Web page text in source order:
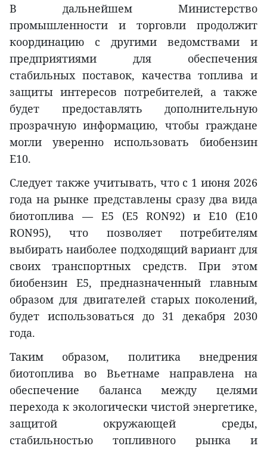
В дальнейшем Министерство
промышленности и торговли продолжит
координацию с другими ведомствами и
предприятиями для обеспечения
стабильных поставок, качества топлива и
защиты интересов потребителей, а также
будет предоставлять дополнительную
прозрачную информацию, чтобы граждане
могли уверенно использовать биобензин
E10.
Следует также учитывать, что с 1 июня 2026
года на рынке представлены сразу два вида
биотоплива — E5 (E5 RON92) и E10 (E10
RON95), что позволяет потребителям
выбирать наиболее подходящий вариант для
своих транспортных средств. При этом
биобензин E5, предназначенный главным
образом для двигателей старых поколений,
будет использоваться до 31 декабря 2030
года.
Таким образом, политика внедрения
биотоплива во Вьетнаме направлена на
обеспечение баланса между целями
перехода к экологически чистой энергетике,
защитой окружающей среды,
стабильностью топливного рынка и